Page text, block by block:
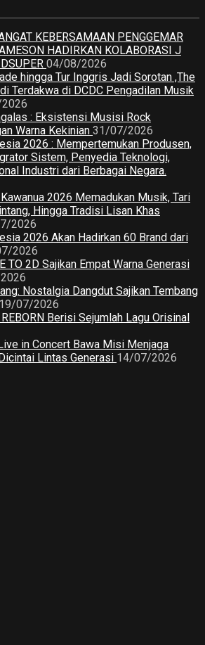
KEBERSAMAAN PENGGEMAR
HADIRKAN KOLABORASI J
04/08/2026
hingga Tur Inggris Jadi Sorotan ,The
Terdakwa di DCDC Pengadilan Musik
: Eksistensi Musisi Rock
Warna Kekinian 31/07/2026
2026 : Mempertemukan Produsen,
Sistem, Penyedia Teknologi,
Industri dari Berbagai Negara.
2026 Memadukan Musik, Tari
Hingga Tradisi Lisan Khas
2026
2026 Akan Hadirkan 60 Brand dari
2026
TO 2D Sajikan Empat Warna Generasi
Nostalgia Dangdut Sajikan Tembang
19/07/2026
Berisi Sejumlah Lagu Orisinal
in Concert Bawa Misi Menjaga
Lintas Generasi 14/07/2026